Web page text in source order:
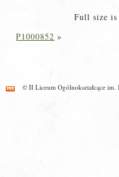
Full size is
P1000852 »
© II Liceum Ogólnokształcące